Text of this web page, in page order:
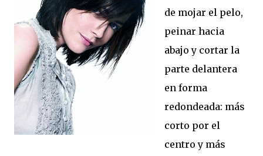
de mojar el pelo,
peinar hacia
abajo y cortar la
parte delantera
en forma
redondeada: más
corto por el
centro y más